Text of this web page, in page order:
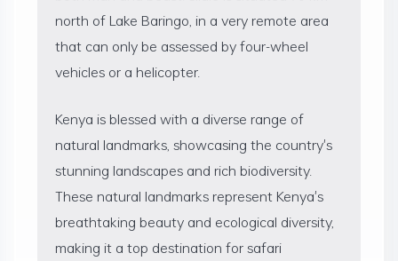
north of Lake Baringo, in a very remote area
that can only be assessed by four-wheel
vehicles or a helicopter.
Kenya is blessed with a diverse range of
natural landmarks, showcasing the country's
stunning landscapes and rich biodiversity.
These natural landmarks represent Kenya's
breathtaking beauty and ecological diversity,
making it a top destination for safari